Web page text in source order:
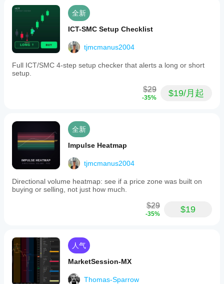
抢先
告诉
人！
自定义指
标仅在
cTrader
Windows
和 Mac
上可用。
如
测
试
指
标?
将指
时间
周
以了
在各
种市
整
指
标
参
数
吗?
是
的，
使指
标适
应您
的策
略。
全新
ICT-SMC Setup Checklist
tjmcmanus2004
Full ICT/SMC 4-step setup checker that alerts a long or short
setup.
$29
-35% $19/月起
全新
Impulse Heatmap
tjmcmanus2004
Directional volume heatmap: see if a price zone was built on
buying or selling, not just how much.
$29
-35% $19
人气
MarketSession-MX
Thomas-Sparrow